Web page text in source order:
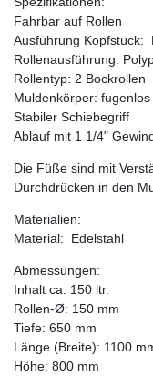
Fahrbar auf Rollen
Ausführung Kopfstück:
Rollenausführung:
Rollentyp: 2 Bockrollen
Muldenkörper: fugenlos
Stabiler Schiebegriff
Ablauf mit 1 1/4"
Die Füße sind mit
Durchdrücken in den
Materialien:
Material: Edelstahl
Abmessungen:
Inhalt ca. 150 ltr.
Rollen-Ø: 150 mm
Tiefe: 650 mm
Länge (Breite): 1100
Höhe: 800 mm